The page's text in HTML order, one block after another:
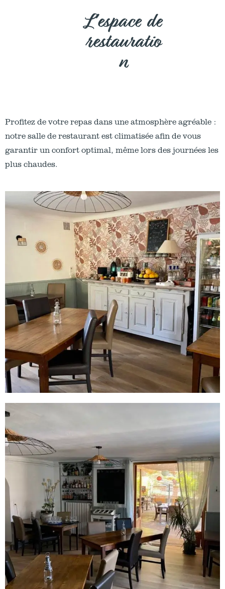
L'espace de
restauratio
n
Profitez de votre repas dans une atmosphère agréable :
notre salle de restaurant est climatisée afin de vous
garantir un confort optimal, même lors des journées les
plus chaudes.